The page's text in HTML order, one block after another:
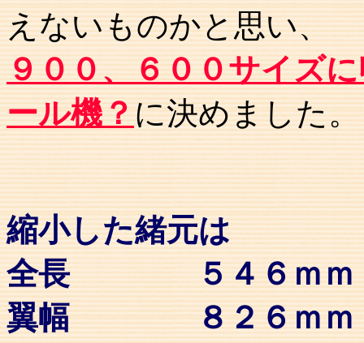
えないものかと思い、
９００、６００サイズ
ール機？に決めました。
縮小した緒元は
全長 ５４６ｍｍ
翼幅 ８２６ｍｍ